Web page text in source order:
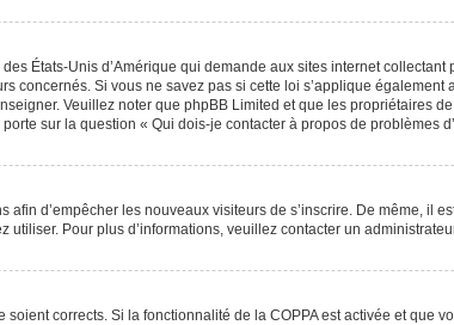
États-Unis d’Amérique qui demande aux sites internet
concernés. Si vous ne savez pas si cette loi s’applique
Veuillez noter que phpBB Limited et que les propriétaires
sur la question « Qui dois-je contacter à propos de problèmes
afin d’empêcher les nouveaux visiteurs de s’inscrire. De même, il
utiliser. Pour plus d’informations, veuillez contacter un
corrects. Si la fonctionnalité de la COPPA est activée et que